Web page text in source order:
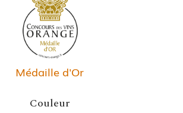
Médaille d'Or
Couleur